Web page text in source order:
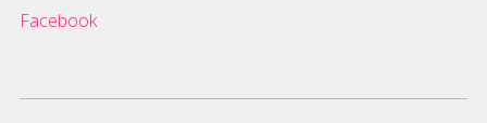
Facebook